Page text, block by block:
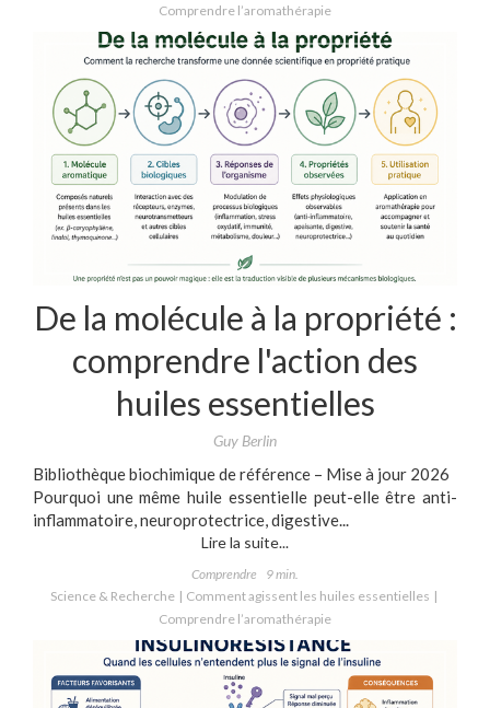
Comprendre l’aromathérapie
De la molécule à la propriété :
comprendre l'action des
huiles essentielles
Guy Berlin
Bibliothèque biochimique de référence – Mise à jour 2026
Pourquoi une même huile essentielle peut-elle être anti-
inflammatoire, neuroprotectrice, digestive...
Lire la suite...
Comprendre
9 min.
Science & Recherche
Comment agissent les huiles essentielles
Comprendre l’aromathérapie